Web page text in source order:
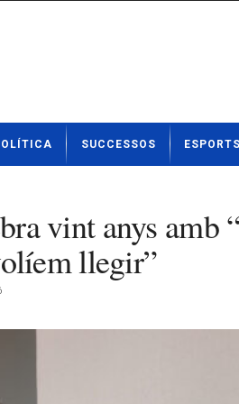
SUCCESSOS ESPORTS
vint anys amb
llegir”